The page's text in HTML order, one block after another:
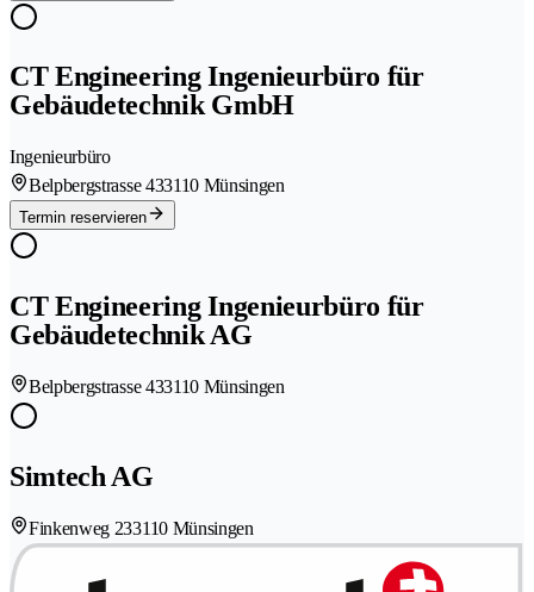
CT Engineering Ingenieurbüro für
Gebäudetechnik GmbH
Ingenieurbüro
Belpbergstrasse 433110 Münsingen
Termin reservieren
CT Engineering Ingenieurbüro für
Gebäudetechnik AG
Belpbergstrasse 433110 Münsingen
Simtech AG
Finkenweg 233110 Münsingen